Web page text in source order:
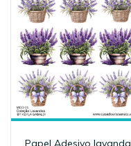
Papel Adesivo lavanda